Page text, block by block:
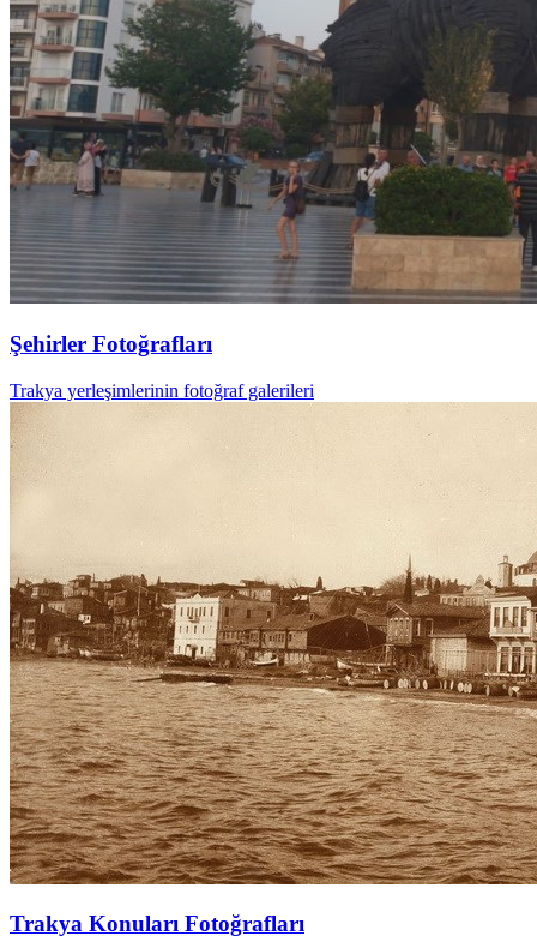
Şehirler Fotoğrafları
Trakya yerleşimlerinin fotoğraf galerileri
Trakya Konuları Fotoğrafları